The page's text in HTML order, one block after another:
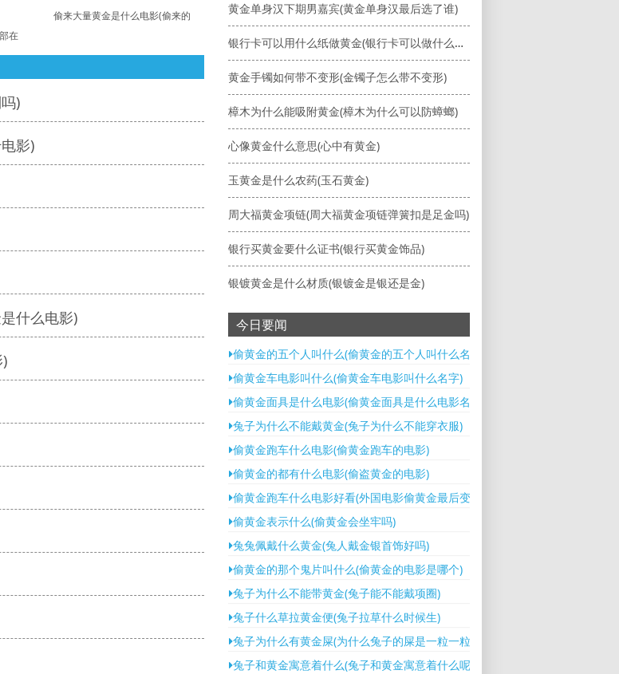
在
偷来大量黄金是什么电影(偷来的
)
影)
什么电影)
黄金单身汉下期男嘉宾(黄金单身汉最后选了谁)
银行卡可以用什么纸做黄金(银行卡可以做什么手工)
黄金手镯如何带不变形(金镯子怎么带不变形)
樟木为什么能吸附黄金(樟木为什么可以防蟑螂)
心像黄金什么意思(心中有黄金)
玉黄金是什么农药(玉石黄金)
周大福黄金项链(周大福黄金项链弹簧扣是足金吗)
银行买黄金要什么证书(银行买黄金饰品)
银镀黄金是什么材质(银镀金是银还是金)
今日要闻
偷黄金的五个人叫什么(偷黄金的五个人叫什么名字)
偷黄金车电影叫什么(偷黄金车电影叫什么名字)
偷黄金面具是什么电影(偷黄金面具是什么电影名字)
兔子为什么不能戴黄金(兔子为什么不能穿衣服)
偷黄金跑车什么电影(偷黄金跑车的电影)
偷黄金的都有什么电影(偷盗黄金的电影)
偷黄金跑车什么电影好看(外国电影偷黄金最后变成车)
偷黄金表示什么(偷黄金会坐牢吗)
兔兔佩戴什么黄金(兔人戴金银首饰好吗)
偷黄金的那个鬼片叫什么(偷黄金的电影是哪个)
兔子为什么不能带黄金(兔子能不能戴项圈)
兔子什么草拉黄金便(兔子拉草什么时候生)
兔子为什么有黄金屎(为什么兔子的屎是一粒一粒的)
兔子和黄金寓意着什么(兔子和黄金寓意着什么呢)